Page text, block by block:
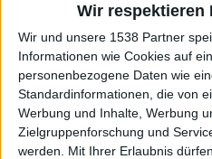
Wir respektieren
Wir und unsere 1538 Partner
Informationen wie Cookies auf
personenbezogene Daten wie
Standardinformationen, die von
Werbung und Inhalte, Werbung
Zielgruppenforschung und
werden.
Mit Ihrer Erlaubnis
Anette: Ein Freund von mir
dachte wirklich nicht, dass
sein könnte, da mein Stil im
anderer ist. Aber man weiß ja
wert.
Tuomas, bei unserem letzten